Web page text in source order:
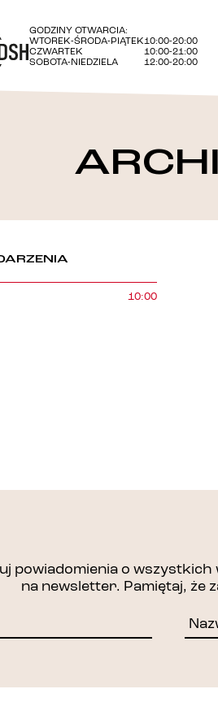
GODZINY OTWARCIA:
WTOREK-ŚRODA-PIĄTEK10:00-20:00
CZWARTEK
10:00-21:00
SOBOTA-NIEDZIELA
12:00-20:00
10:00
powiadomienia o wszystkich
na newsletter. Pamiętaj, że